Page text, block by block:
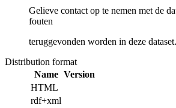
Gelieve contact op te nemen met de
fouten
teruggevonden worden in deze dataset.
Distribution format
Name Version
HTML
rdf+xml